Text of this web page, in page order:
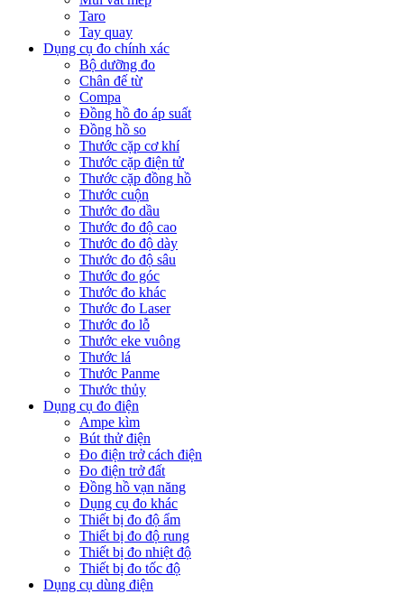
Taro
Tay quay
Dụng cụ đo chính xác
Bộ dưỡng đo
Chân đế từ
Compa
Đồng hồ đo áp suất
Đồng hồ so
Thước cặp cơ khí
Thước cặp điện tử
Thước cặp đồng hồ
Thước cuộn
Thước đo dầu
Thước đo độ cao
Thước đo độ dày
Thước đo độ sâu
Thước đo góc
Thước đo khác
Thước đo Laser
Thước đo lỗ
Thước eke vuông
Thước lá
Thước Panme
Thước thủy
Dụng cụ đo điện
Ampe kìm
Bút thử điện
Đo điện trở cách điện
Đo điện trở đất
Đồng hồ vạn năng
Dụng cụ đo khác
Thiết bị đo độ ẩm
Thiết bị đo độ rung
Thiết bị đo nhiệt độ
Thiết bị đo tốc độ
Dụng cụ dùng điện